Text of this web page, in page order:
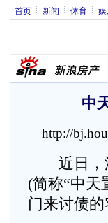
首页 新闻 体育 娱
中
http://
近日，
(简称“中天
门来讨债